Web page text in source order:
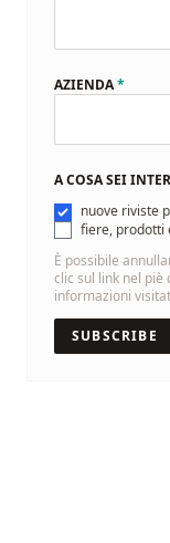
AZIENDA*
A COSA SEI
nuove riviste
fiere, prodotti
È possibile
clic sul link nel piè
informazioni